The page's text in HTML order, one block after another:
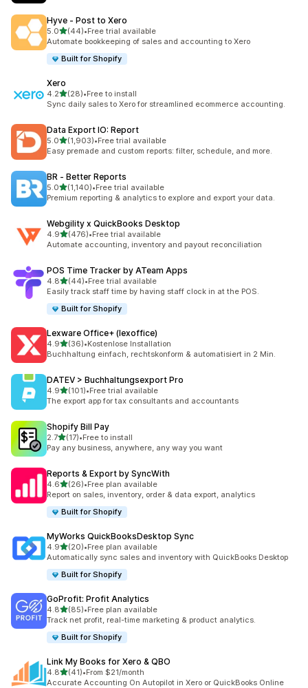
Hyve ‑ Post to Xero
5.0별 5개 중
(44)
총 리뷰 44개
•Free trial available
Automate bookkeeping of sales and accounting to Xero
Built for Shopify
Xero
4.2별 5개 중
(28)
총 리뷰 28개
•Free to install
Sync daily sales to Xero for streamlined ecommerce accounting.
Data Export IO: Report
5.0별 5개 중
(1,903)
총 리뷰 1903개
•Free trial available
Easy premade and custom reports: filter, schedule, and more.
BR ‑ Better Reports
5.0별 5개 중
(1,140)
총 리뷰 1140개
•Free trial available
Premium reporting & analytics to explore and export your data.
Webgility x QuickBooks Desktop
4.9별 5개 중
(476)
총 리뷰 476개
•Free trial available
Automate accounting, inventory and payout reconciliation
POS Time Tracker by ATeam Apps
4.8별 5개 중
(44)
총 리뷰 44개
•Free trial available
Easily track staff time by having staff clock in at the POS.
Built for Shopify
Lexware Office+ (lexoffice)
4.9별 5개 중
(36)
총 리뷰 36개
•Kostenlose Installation
Buchhaltung einfach, rechtskonform & automatisiert in 2 Min.
DATEV > Buchhaltungsexport Pro
4.9별 5개 중
(101)
총 리뷰 101개
•Free trial available
The export app for tax consultants and accountants
Shopify Bill Pay
2.7별 5개 중
(17)
총 리뷰 17개
•Free to install
Pay any business, anywhere, any way you want
Reports & Export by SyncWith
4.6별 5개 중
(26)
총 리뷰 26개
•Free plan available
Report on sales, inventory, order & data export, analytics
Built for Shopify
MyWorks QuickBooksDesktop Sync
4.9별 5개 중
(20)
총 리뷰 20개
•Free plan available
Automatically sync sales and inventory with QuickBooks Desktop
Built for Shopify
GoProfit: Profit Analytics
4.8별 5개 중
(85)
총 리뷰 85개
•Free plan available
Track net profit, real-time marketing & product analytics.
Built for Shopify
Link My Books for Xero & QBO
4.8별 5개 중
(41)
총 리뷰 41개
•From $21/month
Accurate Accounting On Autopilot in Xero or QuickBooks Online